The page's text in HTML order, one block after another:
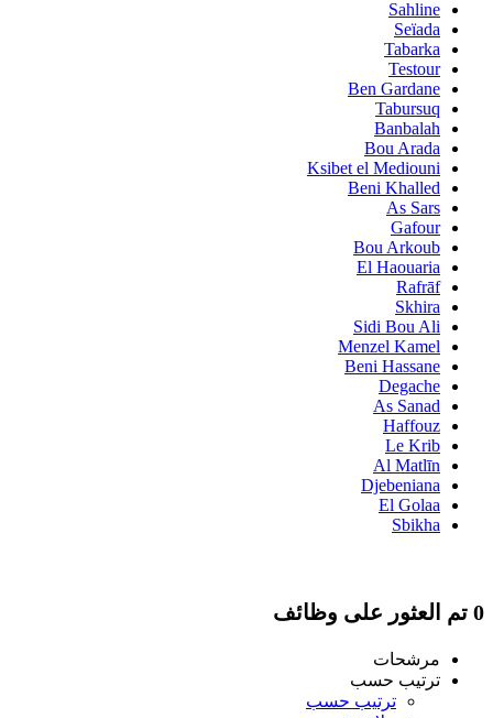
Sahline
Seïada
Tabarka
Testour
Ben Gardane
Tabursuq
Banbalah
Bou Arada
Ksibet el Mediouni
Beni Khalled
As Sars
Gafour
Bou Arkoub
El Haouaria
Rafrāf
Skhira
Sidi Bou Ali
Menzel Kamel
Beni Hassane
Degache
As Sanad
Haffouz
Le Krib
Al Matlīn
Djebeniana
El Golaa
Sbikha
0 تم العثور على وظائف
مرشحات
ترتيب حسب
ترتيب حسب